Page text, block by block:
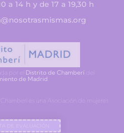
a 14 h y de 17 a 19,30 h
por el Distrito de Chamberídel
de Madrid
es una Asociación de mujeres
DE EVALUACIÓN